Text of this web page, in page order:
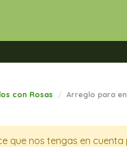
con Rosas Arreglo para
que nos tengas en